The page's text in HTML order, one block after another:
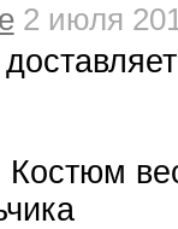
2 июля